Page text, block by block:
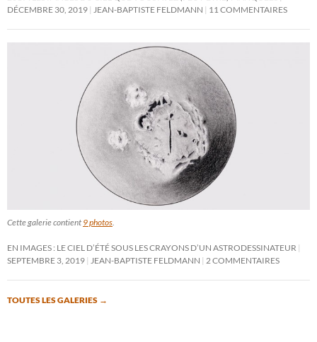
DÉCEMBRE 30, 2019 JEAN-BAPTISTE FELDMANN 11 COMMENTAIRES
Cette galerie contient 9 photos.
EN IMAGES : LE CIEL D’ÉTÉ SOUS LES CRAYONS D’UN ASTRODESSINATEUR
SEPTEMBRE 3, 2019 JEAN-BAPTISTE FELDMANN 2 COMMENTAIRES
TOUTES LES GALERIES →